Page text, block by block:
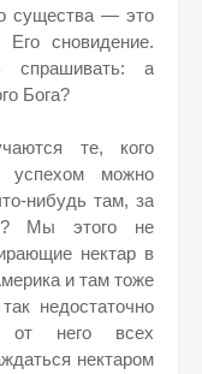
существа — это
сновидение.
спрашивать: а
Бога?
те, кого
можно
нибудь там, за
Мы этого не
нектар в
и там тоже
недостаточно
от него всех
нектаром